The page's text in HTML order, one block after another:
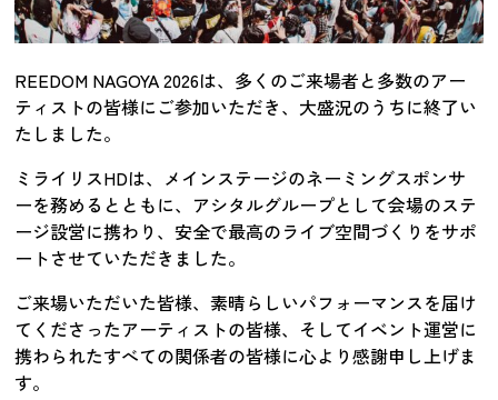
REEDOM NAGOYA 2026は、多くのご来場者と多数のアー
ティストの皆様にご参加いただき、大盛況のうちに終了い
たしました。
ミライリスHDは、メインステージのネーミングスポンサ
ーを務めるとともに、アシタルグループとして会場のステ
ージ設営に携わり、安全で最高のライブ空間づくりをサポ
ートさせていただきました。
ご来場いただいた皆様、素晴らしいパフォーマンスを届け
てくださったアーティストの皆様、そしてイベント運営に
携わられたすべての関係者の皆様に心より感謝申し上げま
す。